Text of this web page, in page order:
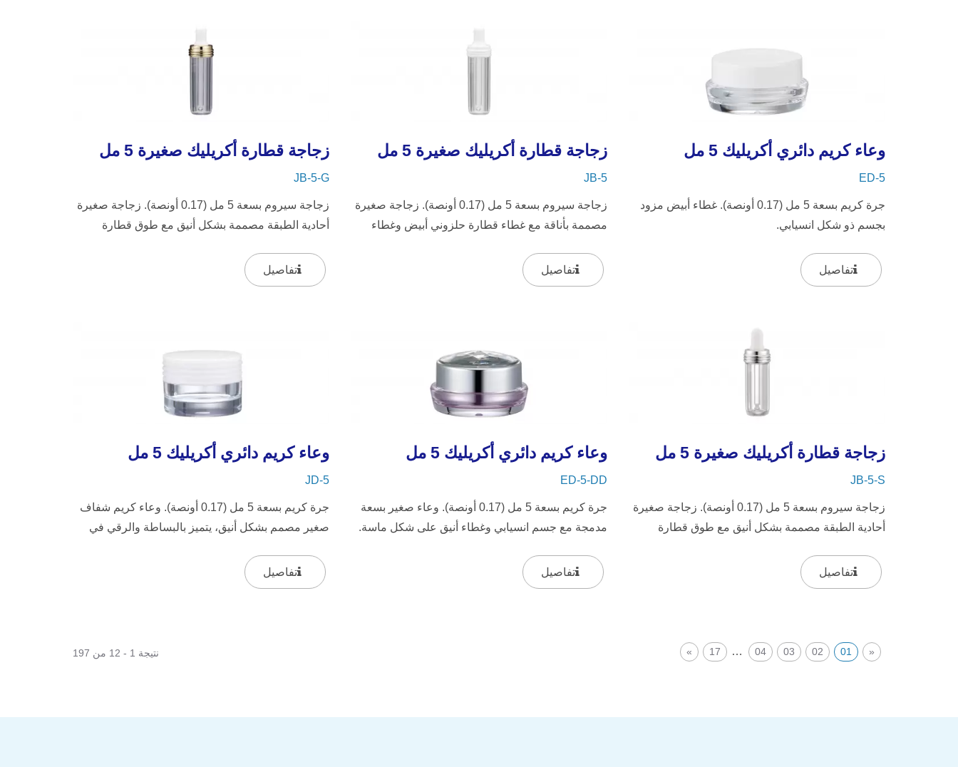
وعاء كريم دائري أكريليك 5 مل
ED-5
جرة كريم بسعة 5 مل (0.17 أونصة). غطاء أبيض مزود
بجسم ذو شكل انسيابي.
تفاصيل
زجاجة قطارة أكريليك صغيرة 5 مل
JB-5
زجاجة سيروم بسعة 5 مل (0.17 أونصة). زجاجة صغيرة
مصممة بأناقة مع غطاء قطارة حلزوني أبيض وغطاء
تفاصيل
زجاجة قطارة أكريليك صغيرة 5 مل
JB-5-G
زجاجة سيروم بسعة 5 مل (0.17 أونصة). زجاجة صغيرة
أحادية الطبقة مصممة بشكل أنيق مع طوق قطارة
تفاصيل
زجاجة قطارة أكريليك صغيرة 5 مل
JB-5-S
زجاجة سيروم بسعة 5 مل (0.17 أونصة). زجاجة صغيرة
أحادية الطبقة مصممة بشكل أنيق مع طوق قطارة
تفاصيل
وعاء كريم دائري أكريليك 5 مل
ED-5-DD
جرة كريم بسعة 5 مل (0.17 أونصة). وعاء صغير بسعة
مدمجة مع جسم انسيابي وغطاء أنيق على شكل ماسة.
تفاصيل
وعاء كريم دائري أكريليك 5 مل
JD-5
جرة كريم بسعة 5 مل (0.17 أونصة). وعاء كريم شفاف
صغير مصمم بشكل أنيق، يتميز بالبساطة والرقي في
تفاصيل
نتيجة 1 - 12 من 197 «
01
02
03
04
…
17
»